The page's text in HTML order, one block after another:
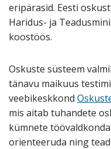
eripärasid. Eesti
Haridus- ja
koostöös.
Oskuste süsteem
tänavu maikuus
veebikeskkond
mis aitab tuhandete
kümnete
orienteeruda ning